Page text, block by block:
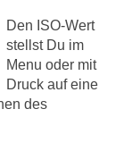
Den ISO-Wert
stellst Du im
Menu oder mit
Druck auf eine
des